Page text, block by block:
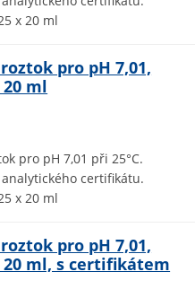
x 20 ml
pro pH 7,01,
20 ml
pro pH 7,01 při 25°C.
certifikátu.
x 20 ml
pro pH 7,01,
20 ml, s certifikátem